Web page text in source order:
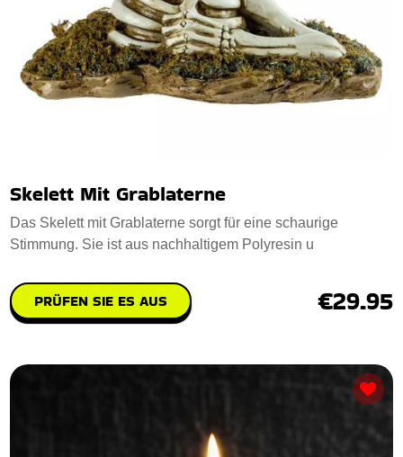
Skelett Mit Grablaterne
Das Skelett mit Grablaterne sorgt für eine schaurige
Stimmung. Sie ist aus nachhaltigem Polyresin u
PRÜFEN SIE ES AUS €29.95